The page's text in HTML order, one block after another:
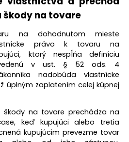
škody na tovare
na dohodnutom mieste
právo k tovaru na
ktorý nespĺňa definíciu
v ust. § 52 ods. 4
nadobúda vlastnícke
úplným zaplatením celej kúpnej
škody na tovare prechádza na
keď kupujúci alebo tretia
kupujúcim prevezme tovar